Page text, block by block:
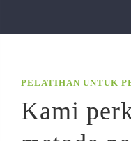
PELATIHAN UNTUK
Kami